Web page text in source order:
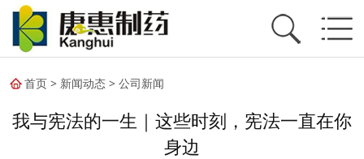
首页 > 新闻动态 > 公司新闻
我与宪法的一生｜这些时刻，宪法一直在你
身边